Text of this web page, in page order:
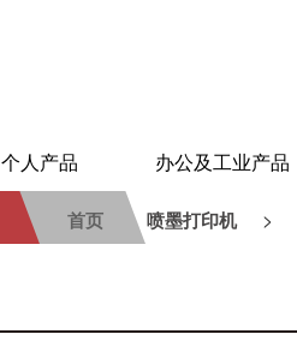
个人产品 办公及工业产品
首页 喷墨打印机 >